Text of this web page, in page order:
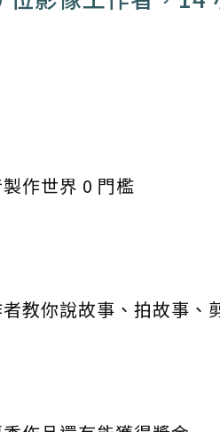
作世界 0 門檻
教你說故事、拍故事、